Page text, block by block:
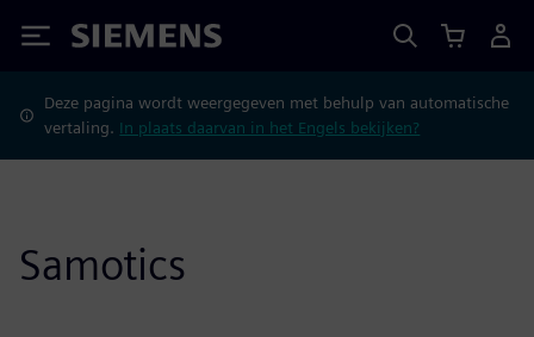
Siemens
Deze pagina wordt weergegeven met behulp van automatische
vertaling. In plaats daarvan in het Engels bekijken?
Samotics